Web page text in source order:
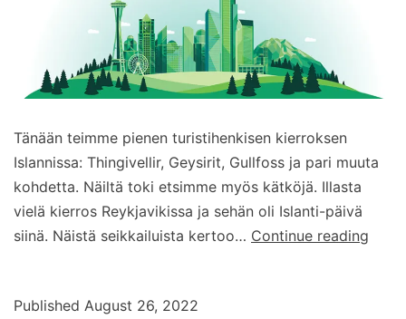
Tänään teimme pienen turistihenkisen kierroksen
Islannissa: Thingivellir, Geysirit, Gullfoss ja pari muuta
kohdetta. Näiltä toki etsimme myös kätköjä. Illasta
vielä kierros Reykjavikissa ja sehän oli Islanti-päivä
siinä. Näistä seikkailuista kertoo… Continue reading
Published August 26, 2022